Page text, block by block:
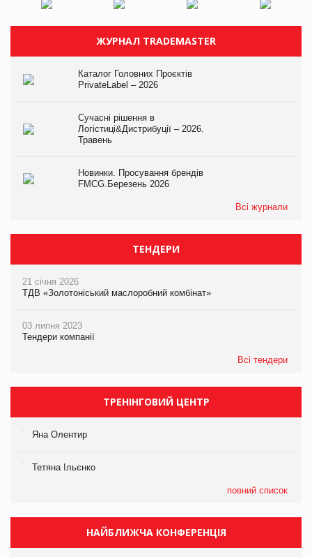
ЖУРНАЛ TRADEMASTER
Каталог Головних Проєктів
PrivateLabel – 2026
Сучасні рішення в
Логістиці&Дистрибуції – 2026.
Травень
Новинки. Просування брендів
FMCG.Березень 2026
Всі журнали
ТЕНДЕРИ
21 січня 2026
ТДВ «Золотоніський маслоробний комбінат»
03 липня 2023
Тендери компанії
Всі тендери
ТРЕНІНГОВИЙ ЦЕНТР
Яна Олентир
Тетяна Ільєнко
повний список
НАЙБЛИЖЧА КОНФЕРЕНЦІЯ